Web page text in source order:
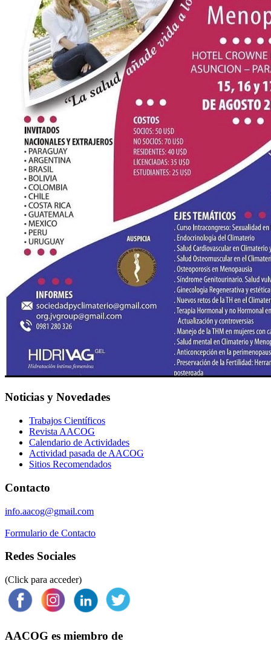
Noticias y Novedades
Trabajos Científicos
Revista AACOG
Calendario de Actividades
Actividad pasada de AACOG
Sitios Recomendados
Contacto
info.aacog@gmail.com
Formulario de Contacto
Redes Sociales
(Click para acceder)
AACOG es miembro de